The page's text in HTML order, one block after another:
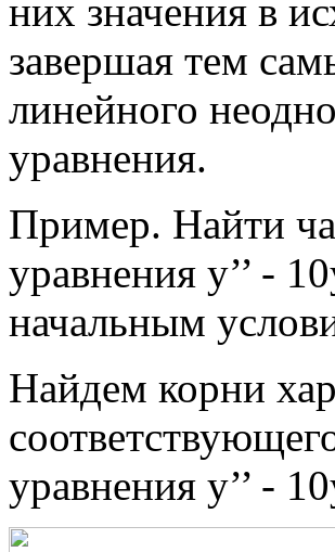
них значения в
завершая тем
линейного
уравнения.
Пример. Найти
уравнения у’’ -
начальным
Найдем корни
уравнения у’’ -